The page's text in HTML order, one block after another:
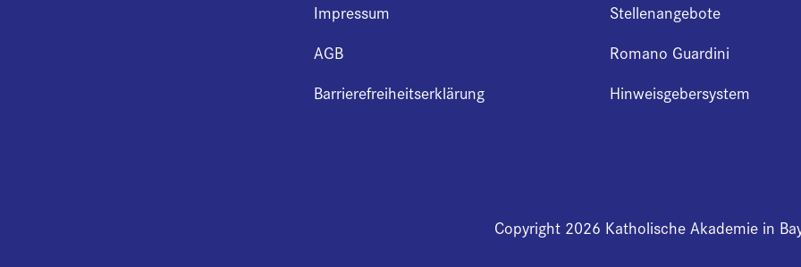
Impressum
AGB
Barrierefreiheitserklärung
Stellenangebote
Romano Guardini
Hinweisgebersystem
Copyright 2026 Katholische Akademie in